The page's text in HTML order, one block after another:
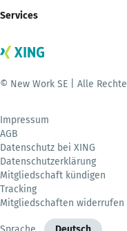
Services
© New Work SE | Alle
Impressum
AGB
Datenschutz bei XING
Datenschutzerklärung
Mitgliedschaft kündigen
Tracking
Mitgliedschaften widerrufen